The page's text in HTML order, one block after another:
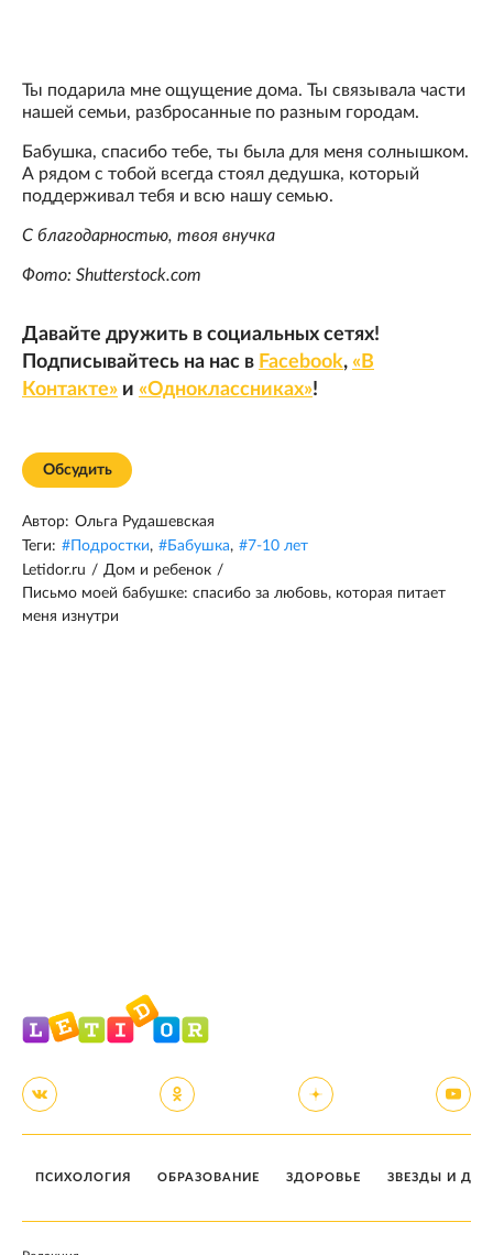
Ты подарила мне ощущение дома. Ты связывала части
нашей семьи, разбросанные по разным городам.
Бабушка, спасибо тебе, ты была для меня солнышком.
А рядом с тобой всегда стоял дедушка, который
поддерживал тебя и всю нашу семью.
С благодарностью, твоя внучка
Фото: Shutterstock.com
Давайте дружить в социальных сетях!
Подписывайтесь на нас в Facebook, «В
Контакте» и «Одноклассниках»!
Обсудить
Автор: Ольга Рудашевская
Теги: # Подростки, #Бабушка, #7-10 лет
Letidor.ru / Дом и ребенок /
Письмо моей бабушке: спасибо за любовь, которая питает
меня изнутри
ПСИХОЛОГИЯ ОБРАЗОВАНИЕ ЗДОРОВЬЕ ЗВЕЗДЫ И